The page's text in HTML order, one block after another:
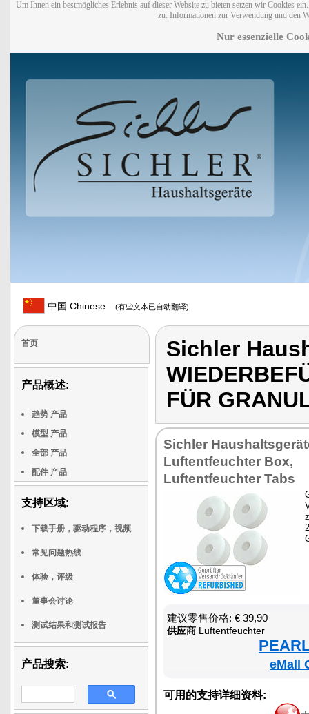
Um Ihnen ein bestmögliches Erlebnis auf dieser Website zu bieten setzen wir Cookies
zu. Informationen zur Verwendung und den
Nur essenzielle
中国 Chinese (有些文本已自动翻译)
首页
产品概述:
趋势 产品
模型 产品
全部 产品
配件 产品
支持区域:
下载手册，驱动程序，视频
常见问题热线
体验，评级
董事会讨论
测试结果和测试报告
产品搜索:
Sichler
FÜR
Sichler
Luftentfeuchter Box,
Luftentfeuchter Tabs
建议零售价格: € 39,90
供应商 Luftentfeuchter
eMall
可用的支持详细资料: